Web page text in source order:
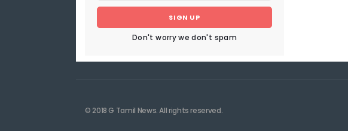
SIGN UP
Don't worry we don't spam
© 2018 G Tamil News. All rights reserved.